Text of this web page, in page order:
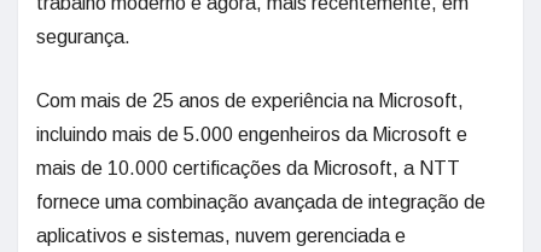
segurança.
Com mais de 25 anos de experiência na Microsoft,
incluindo mais de 5.000 engenheiros da Microsoft e
mais de 10.000 certificações da Microsoft, a NTT
fornece uma combinação avançada de integração de
aplicativos e sistemas, nuvem gerenciada e